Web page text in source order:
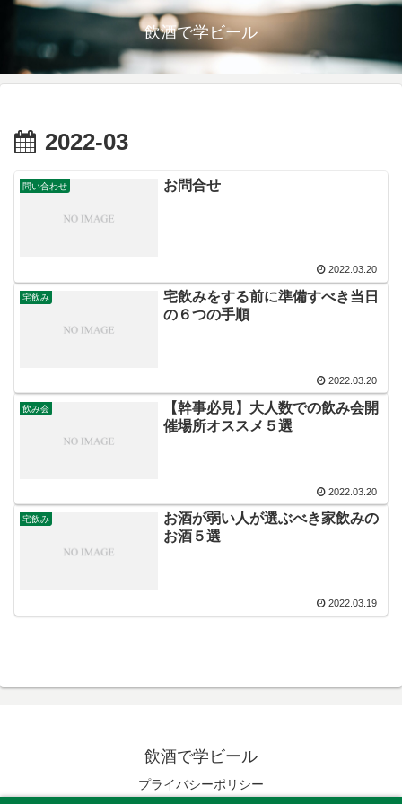
飲酒で学ビール
2022-03
問い合わせ お問合せ
2022.03.20
宅飲み
宅飲みをする前に準備すべき当日
の６つの手順
2022.03.20
飲み会
【幹事必見】大人数での飲み会開
催場所オススメ５選
2022.03.20
宅飲み
お酒が弱い人が選ぶべき家飲みの
お酒５選
2022.03.19
飲酒で学ビール
プライバシーポリシー